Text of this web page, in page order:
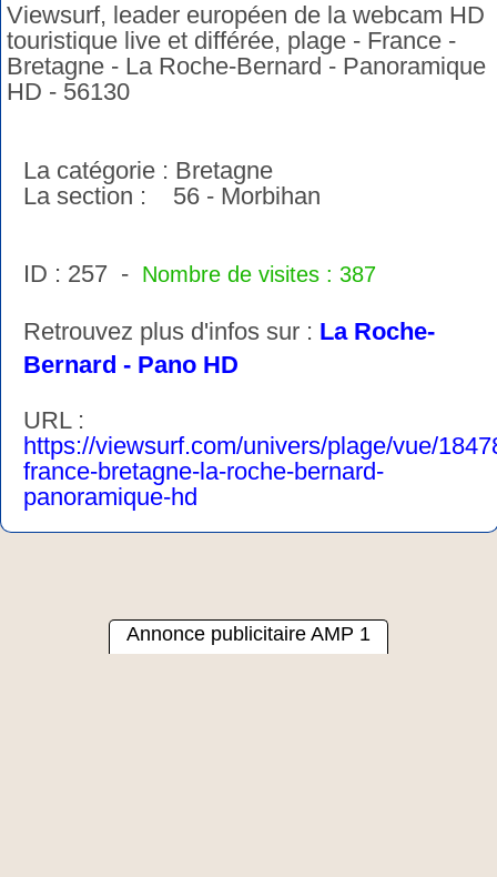
Viewsurf, leader européen de la webcam HD
touristique live et différée, plage - France -
Bretagne - La Roche-Bernard - Panoramique
HD - 56130
La catégorie : Bretagne
La section : 56 - Morbihan
ID : 257 - Nombre de visites : 387
Retrouvez plus d'infos sur : La Roche-
Bernard - Pano HD
URL :
https://viewsurf.com/univers/plage/vue/
france-bretagne-la-roche-bernard-
panoramique-hd
Annonce publicitaire AMP 1